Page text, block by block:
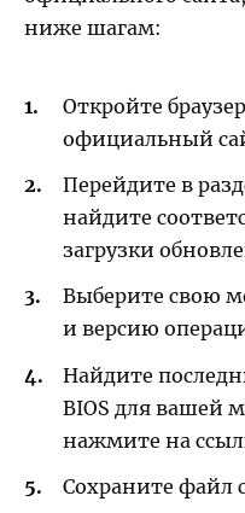
ниже шагам:
Откройте
официальный
Перейдите в
найдите
загрузки
Выберите свою
и версию
Найдите
BIOS для вашей
нажмите на
Сохраните файл